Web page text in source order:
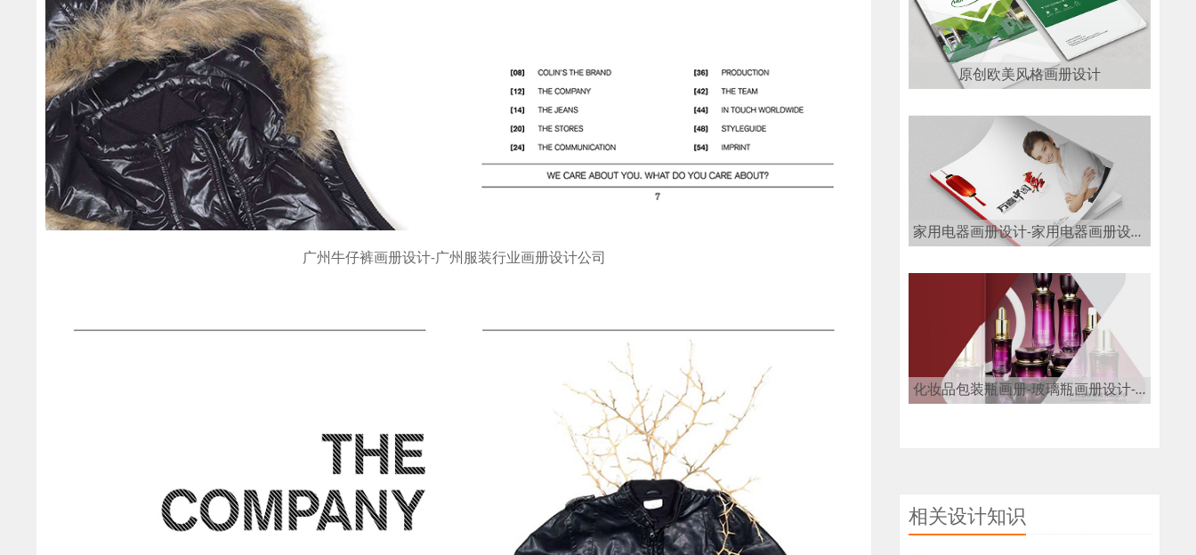
广州牛仔裤画册设计-广州服装行业画册设计公司
原创欧美风格画册设计
家用电器画册设计-家用电器画册设计公司
化妆品包装瓶画册-玻璃瓶画册设计-玻璃瓶画册设计公司
相关设计知识